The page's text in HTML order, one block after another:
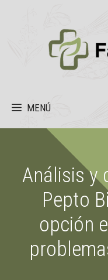
MENÚ
Análisis y
Pepto
opción